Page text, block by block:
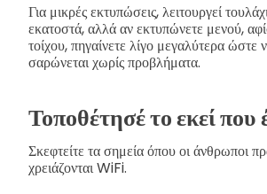
Για μικρές εκτυπώσεις, λειτουργεί
εκατοστά, αλλά αν εκτυπώνετε μενού,
τοίχου, πηγαίνετε λίγο μεγαλύτερα ώστε
σαρώνεται χωρίς προβλήματα.
Τοποθέτησέ το εκεί που
Σκεφτείτε τα σημεία όπου οι άνθρωποι
χρειάζονται WiFi.